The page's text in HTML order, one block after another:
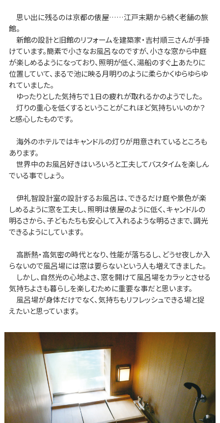
思い出に残るのは京都の俵屋……江戸末期から続く老舗の旅
館。
新館の設計と旧館のリフォームを建築家・吉村順三さんが手掛
けています。簡素で小さなお風呂なのですが、小さな窓から中庭
が楽しめるようになっており、照明が低く、湯船のすぐ上あたりに
位置していて、まるで池に映る月明りのように柔らかくゆらゆらゆ
れていました。
ゆったりとした気持ちで１日の疲れが取れるかのようでした。
灯りの重心を低くするということがこれほど気持ちいいのか？
と感心したものです。
海外のホテルではキャンドルの灯りが用意されているところも
あります。
世界中のお風呂好きはいろいろと工夫してバスタイムを楽しん
でいる事でしょう。
伊礼智設計室の設計するお風呂は、できるだけ庭や景色が楽
しめるように窓を工夫し、照明は俵屋のように低く、キャンドルの
明るさから、子どもたちも安心して入れるような明るさまで、調光
できるようにしています。
高断熱・高気密の時代となり、性能が落ちるし、どうせ夜しか入
らないので風呂場には窓は要らないという人も増えてきました。
しかし、自然光の心地よさ、窓を開けて風呂場をカラッとさせる
気持ちよさも暮らしを楽しむために重要な事だと思います。
風呂場が身体だけでなく、気持ちもリフレッシュできる場と捉
えたいと思っています。